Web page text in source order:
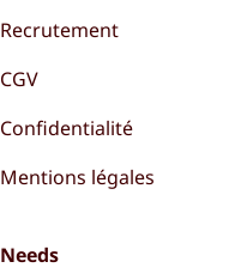
Recrutement
CGV
Confidentialité
Mentions légales
Needs